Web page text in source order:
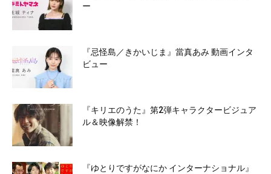
ー
『忌怪島／きかいじま』當真あみ 動画インタ
ビュー
『キリエのうた』第2弾キャラクタービジュア
ル＆映像解禁！
『ゆとりですがなにか インターナショナル』